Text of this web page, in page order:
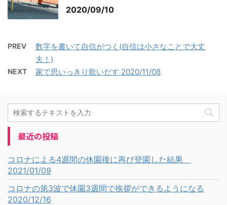
2020/09/10
PREV
数字を書いて自信がつく(自信は小さなことで大丈
夫！)
NEXT 家で思いっきり歌いだす 2020/11/08
最近の投稿
コロナによる4週間の休園後に再び登園した結果
2021/01/09
コロナの第3波で休園3週間で挨拶ができるようになる
2020/12/16